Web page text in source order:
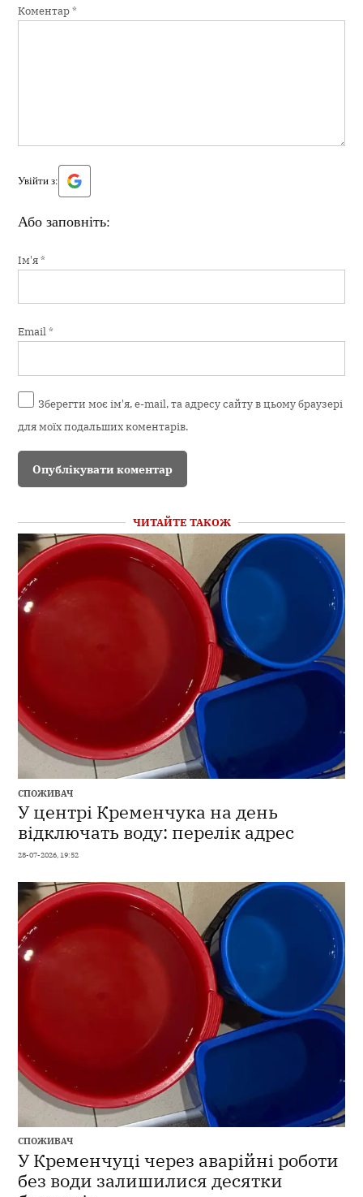
Коментар*
Увійти з:
Або заповніть:
Ім'я*
Email*
Зберегти моє ім'я, e-mail, та адресу сайту в цьому браузері
для моїх подальших коментарів.
ЧИТАЙТЕ ТАКОЖ
СПОЖИВАЧ
У центрі Кременчука на день
відключать воду: перелік адрес
28-07-2026, 19:52
СПОЖИВАЧ
У Кременчуці через аварійні роботи
без води залишилися десятки